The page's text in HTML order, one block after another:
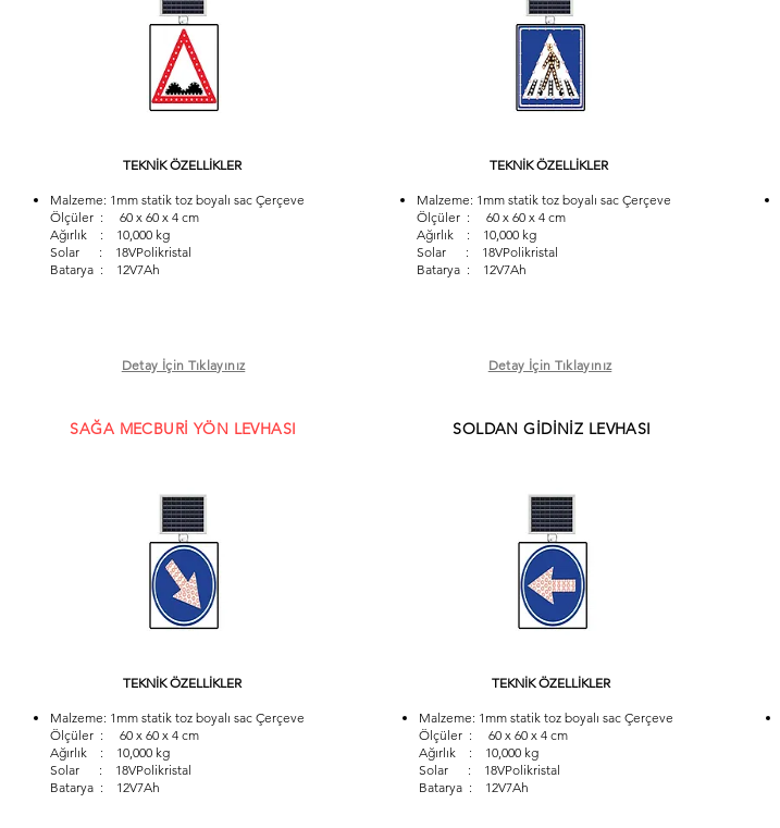
TEKNİK ÖZELLİKLER
Malzeme: 1mm statik toz boyalı sac Çerçeve
Ölçüler : 60 x 60 x 4 cm
Ağırlık : 10,000 kg
Solar : 18VPolikristal
Batarya : 12V7Ah
Detay İçin Tıklayınız
TEKNİK ÖZELLİKLER
Malzeme: 1mm statik toz boyalı sac Çerçeve
Ölçüler : 60 x 60 x 4 cm
Ağırlık : 10,000 kg
Solar : 18VPolikristal
Batarya : 12V7Ah
Detay İçin Tıklayınız
SAĞA MECBURİ YÖN LEVHASI
TEKNİK ÖZELLİKLER
Malzeme: 1mm statik toz boyalı sac Çerçeve
Ölçüler : 60 x 60 x 4 cm
Ağırlık : 10,000 kg
Solar : 18VPolikristal
Batarya : 12V7Ah
SOLDAN GİDİNİZ LEVHASI
TEKNİK ÖZELLİKLER
Malzeme: 1mm statik toz boyalı sac Çerçeve
Ölçüler : 60 x 60 x 4 cm
Ağırlık : 10,000 kg
Solar : 18VPolikristal
Batarya : 12V7Ah